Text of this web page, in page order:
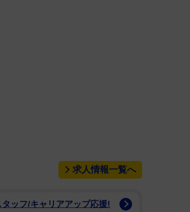
、遠藤さくら（２０）、賀喜遥香
ｗ×乃木坂４６ ＶＲコンテンツ発
求人情報一覧へ
ッフ/キャリアアップ応援!